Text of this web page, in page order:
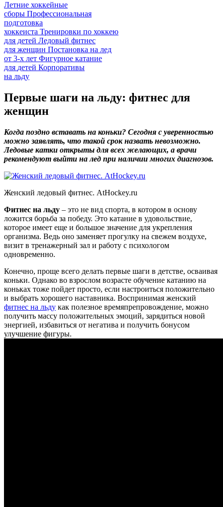
Летние хоккейные
сборы Профессиональная
подготовка
хоккеиста Тренировки по хоккею
для детей Ледовый фитнес
для женщин Постановка на лед
от 3-х лет Фигурное катание
для детей Корпоративы
на льду
Первые шаги на льду: фитнес для
женщин
Когда поздно вставать на коньки? Сегодня с уверенностью
можно заявлять, что такой срок назвать невозможно.
Ледовые катки открыты для всех желающих, а врачи
рекомендуют выйти на лед при наличии многих диагнозов.
Женский ледовый фитнес. AtHockey.ru
Фитнес на льду – это не вид спорта, в котором в основу
ложится борьба за победу. Это катание в удовольствие,
которое имеет еще и большое значение для укрепления
организма. Ведь оно заменяет прогулку на свежем воздухе,
визит в тренажерный зал и работу с психологом
одновременно.
Конечно, проще всего делать первые шаги в детстве, осваивая
коньки. Однако во взрослом возрасте обучение катанию на
коньках тоже пойдет просто, если настроиться положительно
и выбрать хорошего наставника. Воспринимая женский
фитнес на льду как полезное времяпрепровождение, можно
получить массу положительных эмоций, зарядиться новой
энергией, избавиться от негатива и получить бонусом
улучшение фигуры.